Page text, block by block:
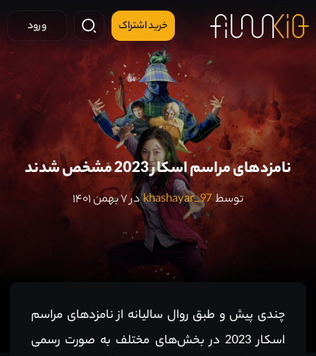
خرید اشتراک ورود
نامزدهای مراسم اسکار 2023 مشخص شدند
توسطkhashayar_97در ۷ بهمن ۱۴۰۱
چندی پیش و طبق روال سالیانه از نامزدهای مراسم
اسکار 2023 در بخش‌های مختلف به صورت رسمی